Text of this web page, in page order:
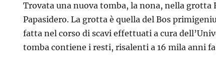
Trovata una nuova tomba, la nona, nella grotta
Papasidero. La grotta è quella del Bos
fatta nel corso di scavi effettuati a cura
tomba contiene i resti, risalenti a 16 mila anni